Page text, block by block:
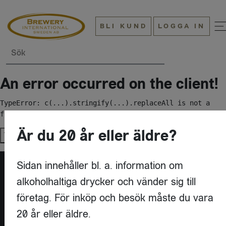
BLI KUND LOGGA IN
Sök
An error occurred on the client!
TypeError: c(...).stringify(...).replaceAll is not a
function
Try again
KONTAKT
Är du 20 år eller äldre?
Sidan innehåller bl. a. information om
alkoholhaltiga drycker och vänder sig till
företag. För inköp och besök måste du vara
20 år eller äldre.